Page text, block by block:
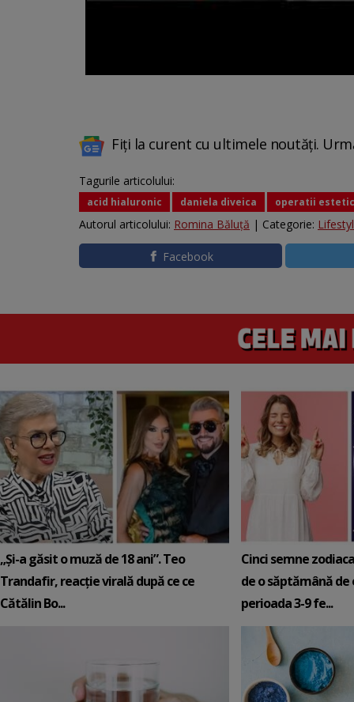
Fiți la curent cu ultimele noutăți.
Tagurile articolului:
acid hialuronic daniela diveica operatii
Autorul articolului: Romina Băluță | Categorie:
Facebook
„Și-a găsit o muză de 18 ani”. Teo
Trandafir, reacție virală după ce ce
Cătălin Bo...
Cinci semne
de o săptămână de
perioada 3-9 fe...